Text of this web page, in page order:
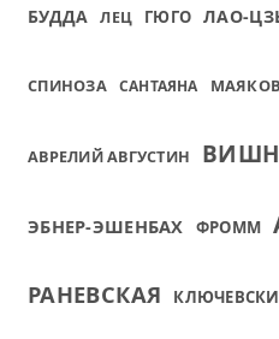
БУДДА ЛЕЦ ГЮГО ЛАО-
СПИНОЗА САНТАЯНА
АВРЕЛИЙ АВГУСТИН
ЭБНЕР-ЭШЕНБАХ ФРОММ
РАНЕВСКАЯ